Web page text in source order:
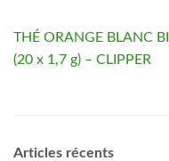
THÉ ORANGE BLANC
(20 x 1,7 g) – CLIPPER
Articles récents